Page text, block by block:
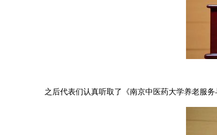
之后代表们认真听取了《南京中医药大学养老服